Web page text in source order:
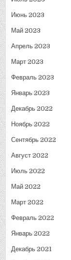
Июнь 2023
Май 2023
Апрель 2023
Март 2023
Февраль 2023
Январь 2023
Декабрь 2022
Ноябрь 2022
Сентябрь 2022
Август 2022
Июль 2022
Май 2022
Март 2022
Февраль 2022
Январь 2022
Декабрь 2021